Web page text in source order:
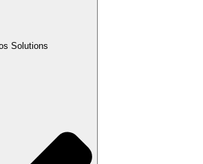
Solutions